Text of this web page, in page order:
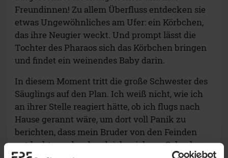
Freundinnen! Zu allem Überfluss entdecken sie
etwas Ungewöhnliches am Ufer: ein Körbchen,
das ihre Neugier weckt. Und prompt lässt die
Tochter des Pharaos sich das Körbchen bringen
und findet ein weinendes Baby darin.
In diesem Moment tritt die große Schwester des
Säuglings auf den Plan. Ich weiß nicht, wie ich
an ihrer Stelle reagiert hätte, ob ich flugs nach
Hause gerannt wäre, um dort voll Panik zu
berichten, dass mein Bruder von den Feinden
entdeckt wurde oder ob ich mich vor Schock